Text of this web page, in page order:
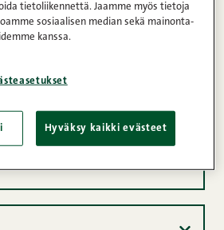
pekoni 150 g
4
tietoliikennettä. Jaamme myös tietoja
sosiaalisen median sekä mainonta-
kanssa.
Hyväksy kaikki evästeet